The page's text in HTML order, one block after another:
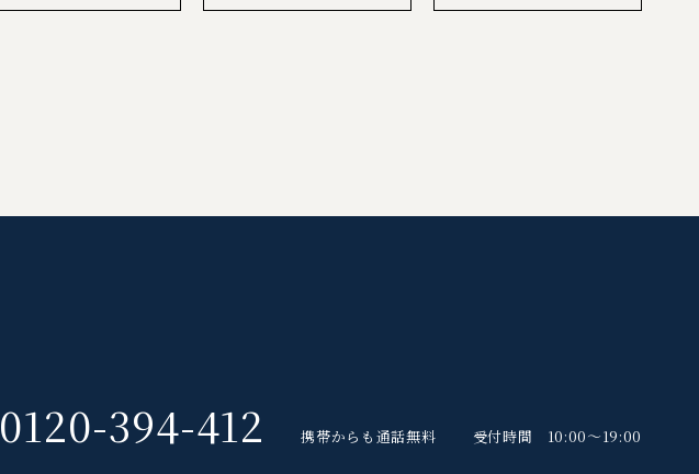
0120-394-412 携帯からも通話無料 受付時間 10:00～19:00